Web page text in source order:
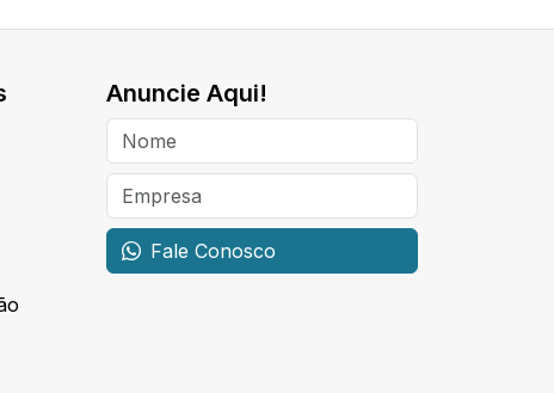
Anuncie Aqui!
Fale Conosco